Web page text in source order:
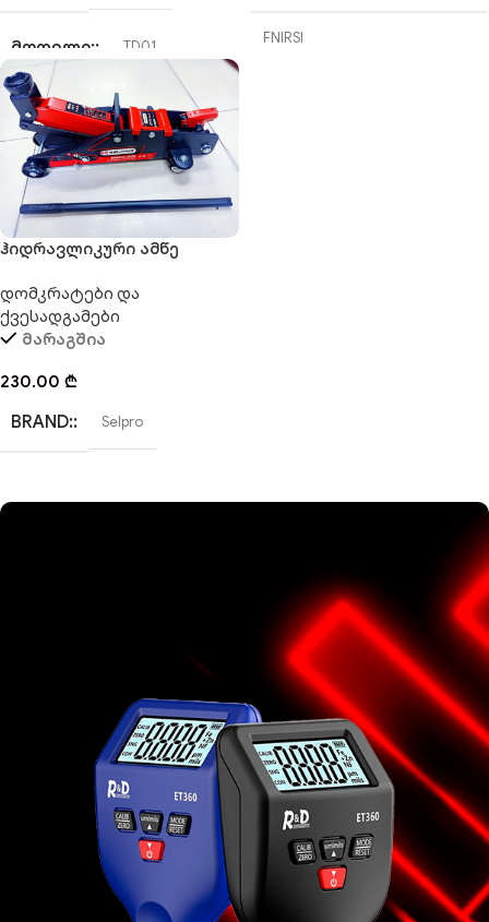
ᲛᲝᲓᲔᲚᲘ: TD01 FNIRSI
ჰიდრავლიკური ამწე
დომკრატები და
ქვესადგამები
მარაგშია
230.00 ₾
BRAND: Selpro